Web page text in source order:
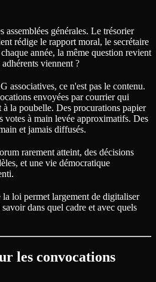
assemblées générales. Le trésorier
rédige le rapport moral, le secrétaire
année, la même question revient
viennent ?
associatives, ce n'est pas le contenu.
envoyées par courrier qui
la poubelle. Des procurations papier
votes à main levée approximatifs. Des
et jamais diffusés.
rarement atteint, des décisions
et une vie démocratique
loi permet largement de digitaliser
dans quel cadre et avec quels
les convocations